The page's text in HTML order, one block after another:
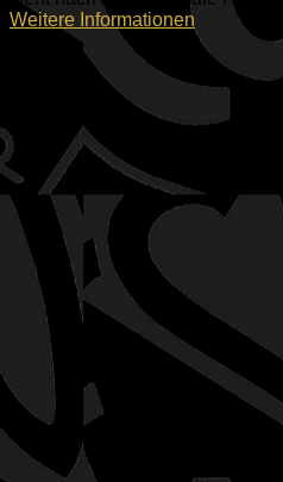
Weitere Informationen